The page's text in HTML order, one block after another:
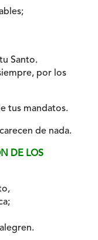
Santo.
por los
tus mandatos.
de nada.
DE LOS